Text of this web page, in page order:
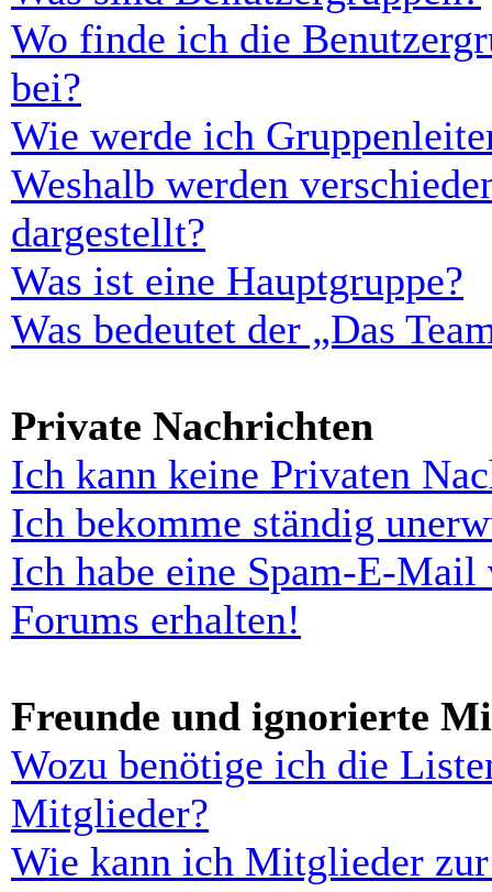
Wo finde ich die
bei?
Wie werde ich
Weshalb werden
dargestellt?
Was ist eine Hauptgruppe?
Was bedeutet der „Das
Private Nachrichten
Ich kann keine Privaten
Ich bekomme ständig
Ich habe eine Spam-E-
Forums erhalten!
Freunde und ignorierte
Wozu benötige ich die
Mitglieder?
Wie kann ich Mitglieder